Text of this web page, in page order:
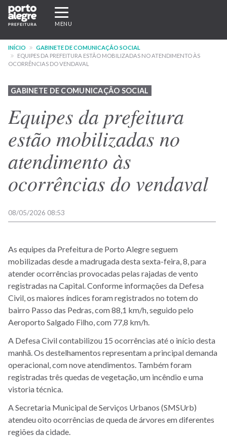
Pular
para
conteúdo
principal
Expandir/recolher
navegação
MENU
INÍCIO
GABINETE DE COMUNICAÇÃO SOCIAL
EQUIPES DA PREFEITURA ESTÃO MOBILIZADAS NO ATENDIMENTO ÀS
OCORRÊNCIAS DO VENDAVAL
GABINETE DE COMUNICAÇÃO SOCIAL
Equipes da prefeitura
estão mobilizadas no
atendimento às
ocorrências do vendaval
08/05/2026 08:53
As equipes da Prefeitura de Porto Alegre seguem
mobilizadas desde a madrugada desta sexta-feira, 8, para
atender ocorrências provocadas pelas rajadas de vento
registradas na Capital. Conforme informações da Defesa
Civil, os maiores índices foram registrados no totem do
bairro Passo das Pedras, com 88,1 km/h, seguido pelo
Aeroporto Salgado Filho, com 77,8 km/h.
A Defesa Civil contabilizou 15 ocorrências até o início desta
manhã. Os destelhamentos representam a principal demanda
operacional, com nove atendimentos. Também foram
registradas três quedas de vegetação, um incêndio e uma
vistoria técnica.
A Secretaria Municipal de Serviços Urbanos (SMSUrb)
atendeu oito ocorrências de queda de árvores em diferentes
regiões da cidade.